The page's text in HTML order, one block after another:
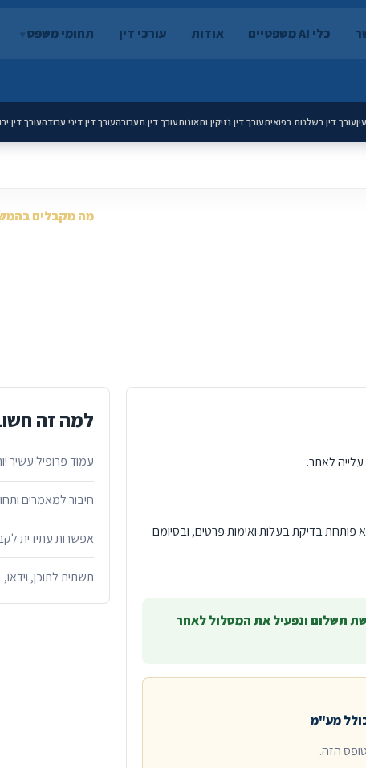
כלי AI משפטיים אודות עורכי דין תחומי משפט
עורך דין רשלנות רפואיתעורך דין נזיקין ותאונותעורך דין תעבורהעורך דין דיני עבודהעורך דין
מה מקבלים
לאתר.
פותחת בדיקת בעלות ואימות פרטים, ובסיומם
תשלום ונפעיל את המסלול לאחר
הזה.
למה זה
עמוד פרופיל עשיר
חיבור למאמרים
אפשרות עתידית
תשתית לתוכן,